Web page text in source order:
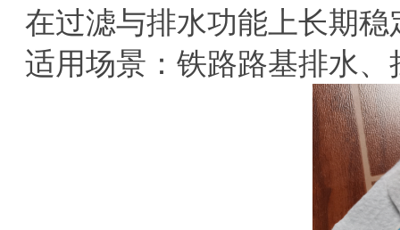
在过滤与排水功能上长期
适用场景 ：铁路路基排水